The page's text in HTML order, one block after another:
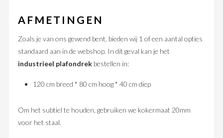
AFMETINGEN
Zoals je van ons gewend bent, bieden wij 1 of een aantal opties
standaard aan in de webshop. In dit geval kan je het
industrieel plafondrek bestellen in:
120 cm breed * 80 cm hoog * 40 cm diep
Om het subtiel te houden, gebruiken we kokermaat 20mm
voor het staal.